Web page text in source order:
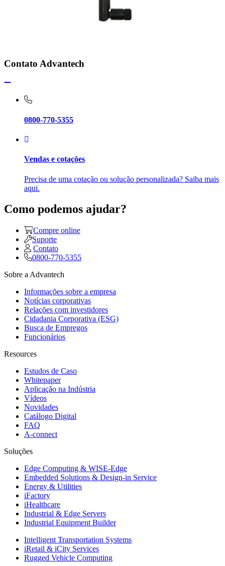
Contato Advantech
0800-770-5355
Vendas e cotações
Precisa de uma cotação ou solução personalizada? Saiba mais
aqui.
Como podemos ajudar?
Compre online
Suporte
Contato
0800-770-5355
Sobre a Advantech
Informações sobre a empresa
Notícias corporativas
Relações com investidores
Cidadania Corporativa (ESG)
Busca de Empregos
Funcionários
Resources
Estudos de Caso
Whitepaper
Aplicação na Indústria
Vídeos
Novidades
Catálogo Digital
FAQ
A-connect
Soluções
Edge Computing & WISE-Edge
Embedded Solutions & Design-in Service
Energy & Utilities
iFactory
iHealthcare
Industrial & Edge Servers
Industrial Equipment Builder
Intelligent Transportation Systems
iRetail & iCity Services
Rugged Vehicle Computing